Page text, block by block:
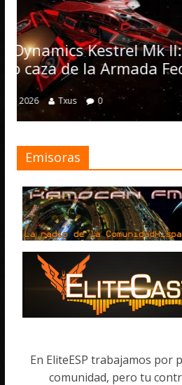
II: El
Federal
Elite
4 julio, 2026
Emisoras
En EliteESP trabajamos por
comunidad, pero tu